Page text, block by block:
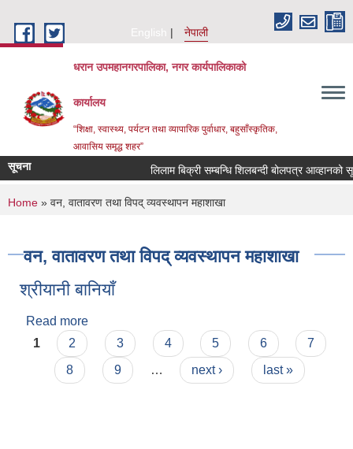
English
नेपाली
धरान उपमहानगरपालिका, नगर कार्यपालिकाको
कार्यालय
“शिक्षा, स्वास्थ्य, पर्यटन तथा व्यापारिक पुर्वाधार, बहुसाँस्कृतिक,
आवासिय समृद्ध शहर”
सूचना लिलाम बिक्री सम्बन्धि शिलबन्दी
You are here
Home » वन, वातावरण तथा विपद् व्यवस्थापन महाशाखा
वन, वातावरण तथा विपद् व्यवस्थापन महाशाखा
श्रीयानी बानियाँ
Read more
Pages
1 2 3 4 5 6
7
8
9 … next › last »